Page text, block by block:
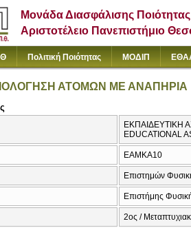
Μονάδα Διασφάλισης Ποιότητας
Αριστοτέλειο Πανεπιστήμιο
Πολιτική Ποιότητας ΜΟΔΙΠ
ΑΤΟΜΩΝ ΜΕ ΑΝΑΠΗΡΙΑ
ΕΚΠΑΙΔΕΥΤΙΚΗ
EDUCATIONAL
ΕΑΜΚΑ10
Επιστημών
Επιστήμης
2ος /